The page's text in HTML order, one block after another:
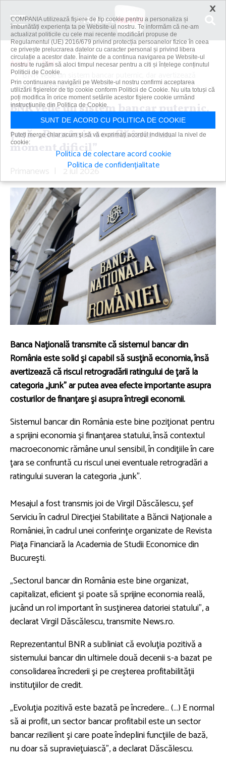
Acasă
Știri
BNR vede un sistem bancar puternic, dar avertizează
asupra ratingului de...
BNR vede un sistem bancar puternic,
dar avertizează asupra ratingului de
ţară. „România se află într-un
moment dificil”
Primanews | 2 iul 2026
Banca Naţională transmite că sistemul bancar din
România este solid şi capabil să susţină economia, însă
avertizează că riscul retrogradării ratingului de ţară la
categoria „junk” ar putea avea efecte importante asupra
costurilor de finanţare şi asupra întregii economii.
Sistemul bancar din România este bine poziţionat pentru
a sprijini economia şi finanţarea statului, însă contextul
macroeconomic rămâne unul sensibil, în condiţiile în care
ţara se confruntă cu riscul unei eventuale retrogradări a
ratingului suveran la categoria „junk”.
Mesajul a fost transmis joi de Virgil Dăscălescu, şef
Serviciu în cadrul Direcţiei Stabilitate a Băncii Naţionale a
României, în cadrul unei conferinţe organizate de Revista
Piaţa Financiară la Academia de Studii Economice din
Bucureşti.
„Sectorul bancar din România este bine organizat,
capitalizat, eficient şi poate să sprijine economia reală,
jucând un rol important în susţinerea datoriei statului”, a
declarat Virgil Dăscălescu, transmite News.ro.
Reprezentantul BNR a subliniat că evoluţia pozitivă a
sistemului bancar din ultimele două decenii s-a bazat pe
consolidarea încrederii şi pe creşterea profitabilităţii
instituţiilor de credit.
„Evoluţia pozitivă este bazată pe încredere… (…) E normal
să ai profit, un sector bancar profitabil este un sector
bancar rezilient şi care poate îndeplini funcţiile de bază,
nu doar să supravieţuiască”, a declarat Dăscălescu.
×
COMPANIA utilizează fişiere de tip cookie pentru a personaliza și
îmbunătăți experiența ta pe Website-ul nostru. Te informăm că ne-am
actualizat politicile cu cele mai recente modificări propuse de
Regulamentul (UE) 2016/679 privind protecția persoanelor fizice în ceea
ce privește prelucrarea datelor cu caracter personal și privind libera
circulație a acestor date. Înainte de a continua navigarea pe Website-ul
nostru te rugăm să aloci timpul necesar pentru a citi și înțelege conținutul
Politicii de Cookie.
Prin continuarea navigării pe Website-ul nostru confirmi acceptarea
utilizării fişierelor de tip cookie conform Politicii de Cookie. Nu uita totuși că
poți modifica în orice moment setările acestor fişiere cookie urmând
instrucțiunile din Politica de Cookie.
SUNT DE ACORD CU POLITICA DE COOKIE
Puteți merge chiar acum și să vă exprimați acordul individual la nivel de
cookie:
Politica de colectare acord cookie
Politica de confidențialitate